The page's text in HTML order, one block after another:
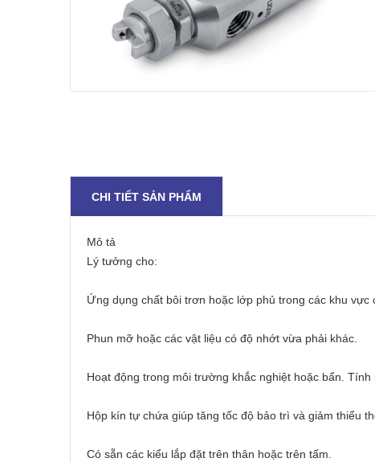
CHI TIẾT SẢN PHẨM
Mô tả
Lý tưởng cho:
Ứng dụng chất bôi trơn hoặc lớp phủ trong các khu vực
Phun mỡ hoặc các vật liệu có độ nhớt vừa phải khác.
Hoạt động trong môi trường khắc nghiệt hoặc bẩn. Tính
Hộp kín tự chứa giúp tăng tốc độ bảo trì và giảm thiểu
Có sẵn các kiểu lắp đặt trên thân hoặc trên tấm.